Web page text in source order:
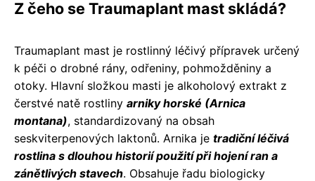
Z čeho se Traumaplant mast skládá?
Traumaplant mast je rostlinný léčivý přípravek určený
k péči o drobné rány, odřeniny, pohmožděniny a
otoky. Hlavní složkou masti je alkoholový extrakt z
čerstvé natě rostliny arniky horské (Arnica
montana), standardizovaný na obsah
seskviterpenových laktonů. Arnika je tradiční léčivá
rostlina s dlouhou historií použití při hojení ran a
zánětlivých stavech. Obsahuje řadu biologicky